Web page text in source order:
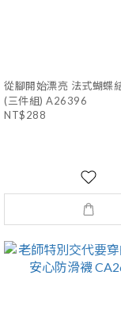
從腳開始漂亮 法式蝴蝶
(三件組) A26396
NT$288